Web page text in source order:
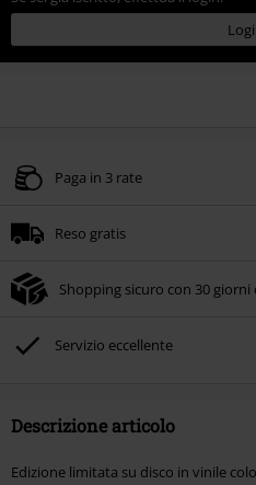
Paga in 3 rate
Reso gratis
Shopping sicuro con 30 giorni
Servizio eccellente
Descrizione articolo
Edizione limitata su disco in vinile